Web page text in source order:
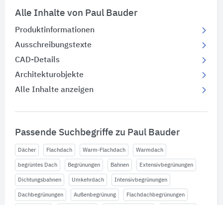
Alle Inhalte von Paul Bauder
Produktinformationen
Ausschreibungstexte
CAD-Details
Architekturobjekte
Alle Inhalte anzeigen
Passende Suchbegriffe zu Paul Bauder
Dächer Flachdach Warm-Flachdach Warmdach
begrüntes Dach Begrünungen Bahnen Extensivbegrünungen
Dichtungsbahnen Umkehrdach Intensivbegrünungen
Dachbegrünungen Außenbegrünung Flachdachbegrünungen